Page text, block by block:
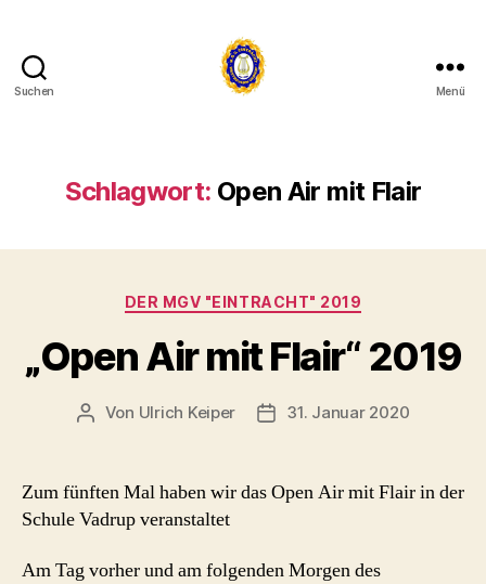
Suchen Menü
Schlagwort: Open Air mit Flair
Kategorien
DER MGV "EINTRACHT" 2019
„Open Air mit Flair“ 2019
Beitragsautor
Von Ulrich Keiper Beitragsdatum
31. Januar 2020
Zum fünften Mal haben wir das Open Air mit Flair in der
Schule Vadrup veranstaltet
Am Tag vorher und am folgenden Morgen des